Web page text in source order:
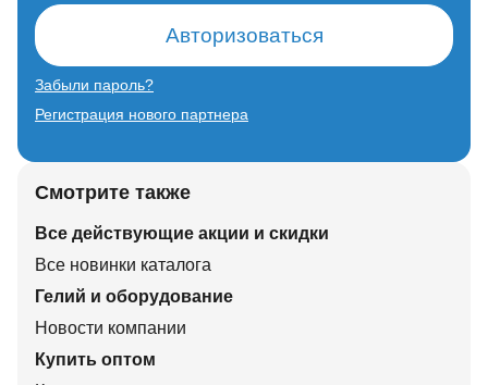
Авторизоваться
Забыли пароль?
Регистрация нового партнера
Смотрите также
Все действующие акции и скидки
Все новинки каталога
Гелий и оборудование
Новости компании
Купить оптом